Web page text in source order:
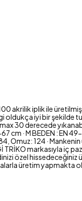
akrilik iplik ile
oldukça iyi bir şekilde
30 derecede
· M BEDEN : EN
Omuz: 124 ·
markasıyla iç
özel hissedeceğiniz
üretim yapmakta